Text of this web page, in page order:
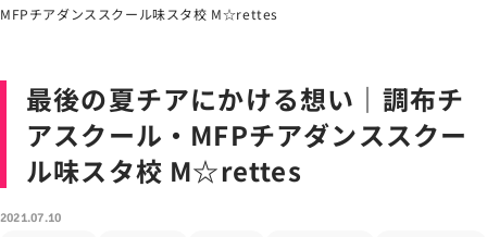
MFPチアダンススクール味スタ校 M☆rettes
最後の夏チアにかける想い｜調布チ
アスクール・MFPチアダンススクー
ル味スタ校 M☆rettes
2021.07.10